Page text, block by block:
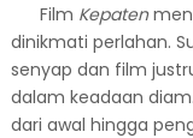
Film Kepaten
dinikmati perlahan.
senyap dan film
dalam keadaan
dari awal hingga